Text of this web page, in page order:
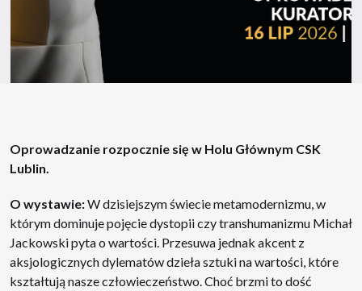
Oprowadzanie rozpocznie się w Holu Głównym CSK
Lublin.
O wystawie:W dzisiejszym świecie metamodernizmu, w
którym dominuje pojęcie dystopii czy transhumanizmu Michał
Jackowski pyta o wartości. Przesuwa jednak akcent z
aksjologicznych dylematów dzieła sztuki na wartości, które
kształtują nasze człowieczeństwo. Choć brzmi to dość